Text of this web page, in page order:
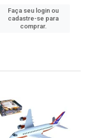
Faça seu login ou
cadastre-se para
comprar.